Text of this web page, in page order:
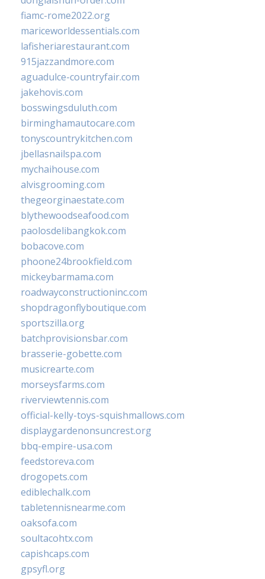
fiamc-rome2022.org
mariceworldessentials.com
lafisheriarestaurant.com
915jazzandmore.com
aguadulce-countryfair.com
jakehovis.com
bosswingsduluth.com
birminghamautocare.com
tonyscountrykitchen.com
jbellasnailspa.com
mychaihouse.com
alvisgrooming.com
thegeorginaestate.com
blythewoodseafood.com
paolosdelibangkok.com
bobacove.com
phoone24brookfield.com
mickeybarmama.com
roadwayconstructioninc.com
shopdragonflyboutique.com
sportszilla.org
batchprovisionsbar.com
brasserie-gobette.com
musicrearte.com
morseysfarms.com
riverviewtennis.com
official-kelly-toys-squishmallows.com
displaygardenonsuncrest.org
bbq-empire-usa.com
feedstoreva.com
drogopets.com
ediblechalk.com
tabletennisnearme.com
oaksofa.com
soultacohtx.com
capishcaps.com
gpsyfl.org